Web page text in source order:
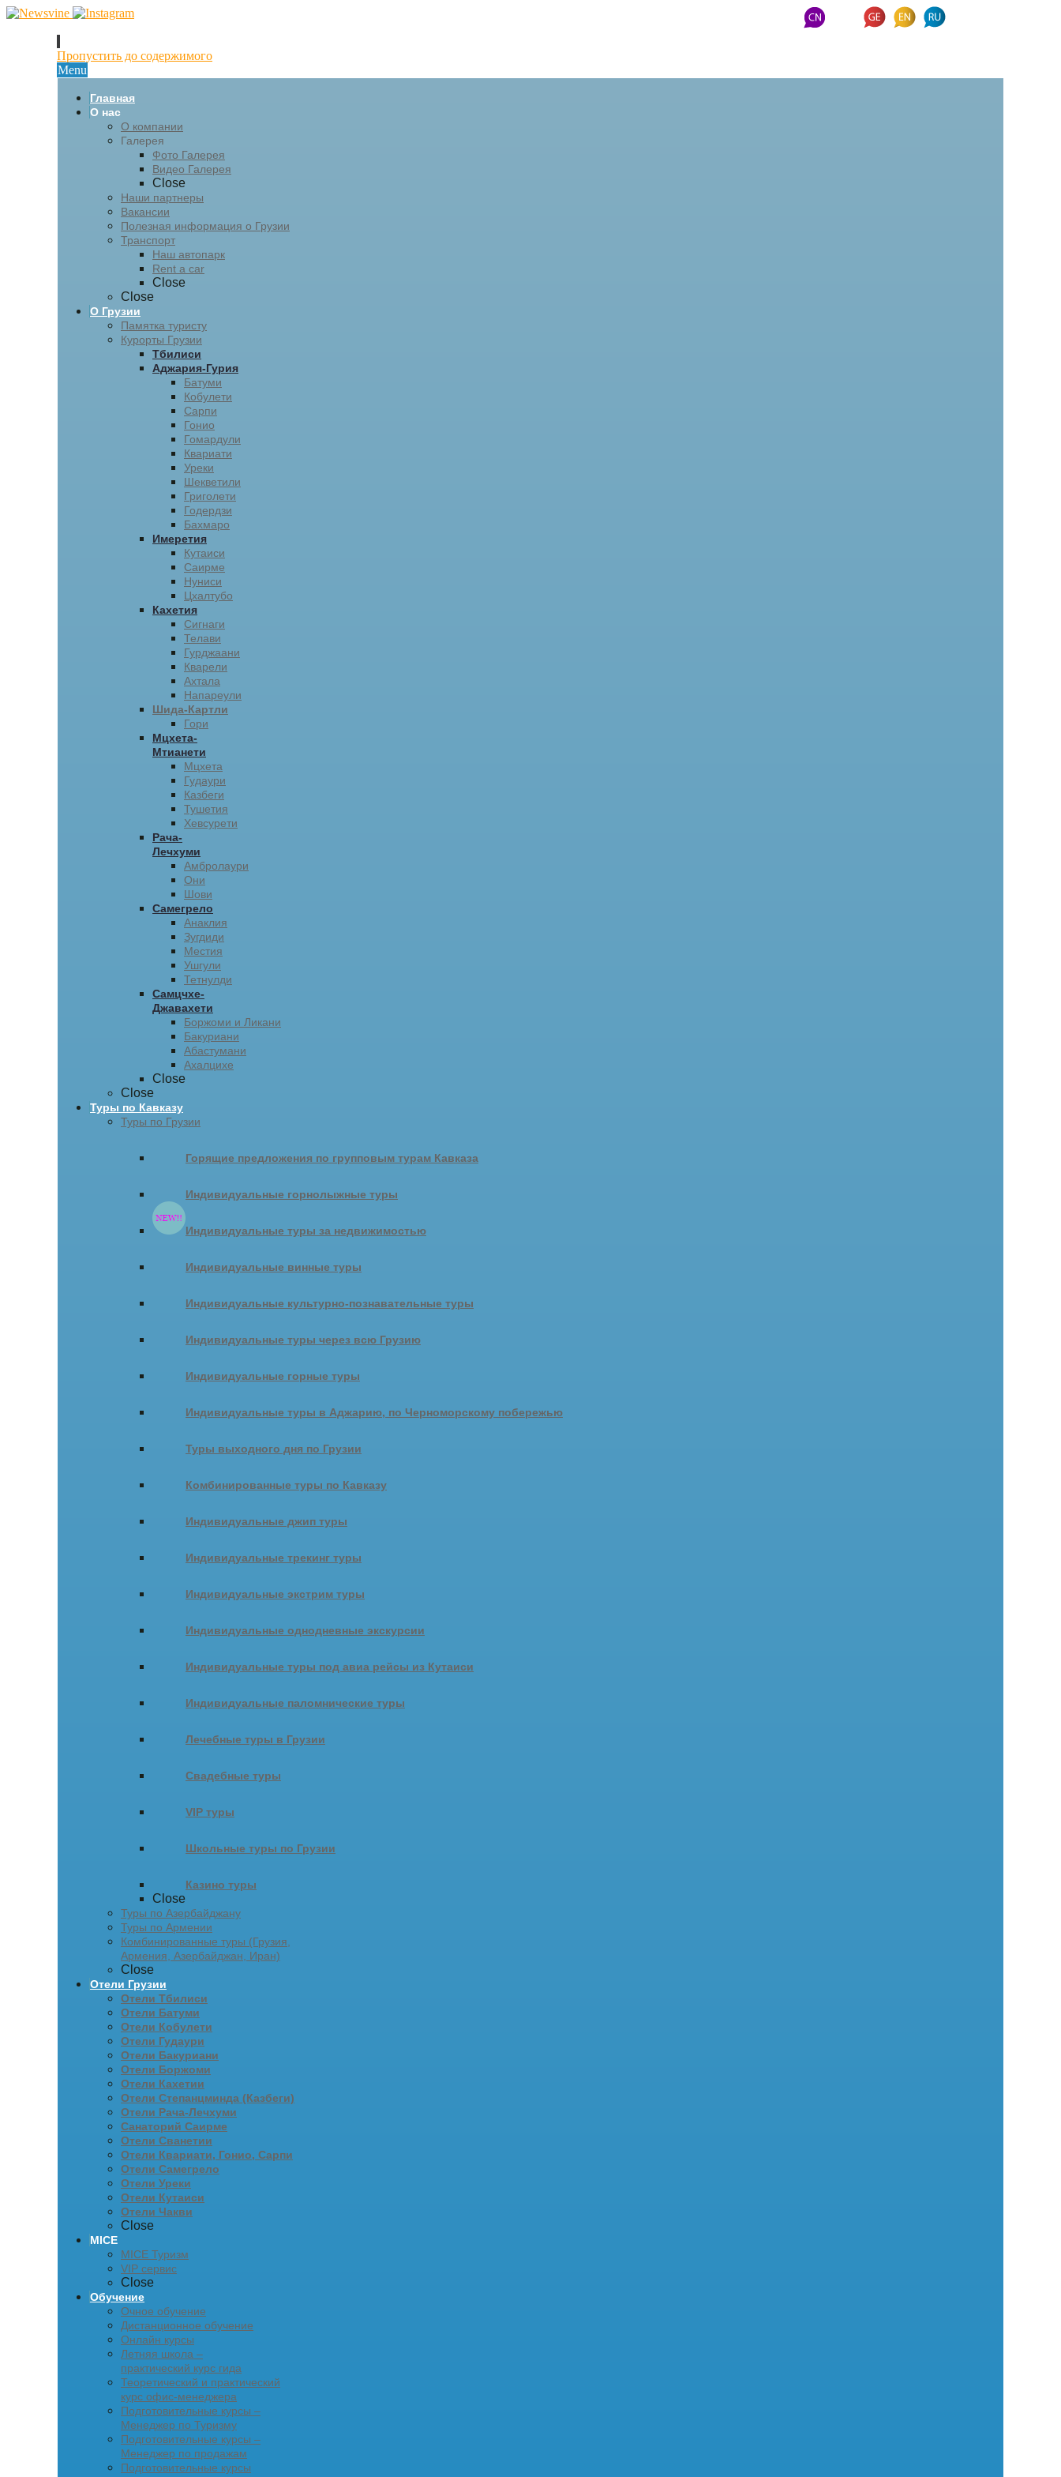
Пропустить до содержимого
Menu
Главная
О нас
О компании
Галерея
Фото Галерея
Видео Галерея
Close
Наши партнеры
Вакансии
Полезная информация о Грузии
Транспорт
Наш автопарк
Rent a car
Close
Close
О Грузии
Памятка туристу
Курорты Грузии
Тбилиси
Аджария-Гурия
Батуми
Кобулети
Сарпи
Гонио
Гомардули
Квариати
Уреки
Шекветили
Григолети
Годердзи
Бахмаро
Имеретия
Кутаиси
Саирме
Нуниси
Цхалтубо
Кахетия
Сигнаги
Телави
Гурджаани
Кварели
Ахтала
Напареули
Шида-Картли
Гори
Мцхета-
Мтианети
Мцхета
Гудаури
Казбеги
Тушетия
Хевсурети
Рача-
Лечхуми
Амбролаури
Они
Шови
Самегрело
Анаклия
Зугдиди
Местия
Ушгули
Тетнулди
Самцчхе-
Джавахети
Боржоми и Ликани
Бакуриани
Абастумани
Ахалцихе
Close
Close
Туры по Кавказу
Туры по Грузии
Горящие предложения по групповым турам Кавказа
Индивидуальные горнолыжные туры
Индивидуальные туры за недвижимостью
Индивидуальные винные туры
Индивидуальные культурно-познавательные туры
Индивидуальные туры через всю Грузию
Индивидуальные горные туры
Индивидуальные туры в Аджарию, по Черноморскому побережью
Туры выходного дня по Грузии
Комбинированные туры по Кавказу
Индивидуальные джип туры
Индивидуальные трекинг туры
Индивидуальные экстрим туры
Индивидуальные однодневные экскурсии
Индивидуальные туры под авиа рейсы из Кутаиси
Индивидуальные паломнические туры
Лечебные туры в Грузии
Свадебные туры
VIP туры
Школьные туры по Грузии
Казино туры
Close
Туры по Азербайджану
Туры по Армении
Комбинированные туры (Грузия,
Армения, Азербайджан, Иран)
Close
Отели Грузии
Отели Тбилиси
Отели Батуми
Отели Кобулети
Отели Гудаури
Отели Бакуриани
Отели Боржоми
Отели Кахетии
Отели Степанцминда (Казбеги)
Отели Рача-Лечхуми
Санаторий Саирме
Отели Сванетии
Отели Квариати, Гонио, Сарпи
Отели Самегрело
Отели Уреки
Отели Кутаиси
Отели Чакви
Close
MICE
MICE Туризм
VIP сервис
Close
Обучение
Очное обучение
Дистанционное обучение
Онлайн курсы
Летняя школа –
практический курс гида
Теоретический и практический
курс офис-менеджера
Подготовительные курсы –
Менеджер по Туризму
Подготовительные курсы –
Менеджер по продажам
Подготовительные курсы